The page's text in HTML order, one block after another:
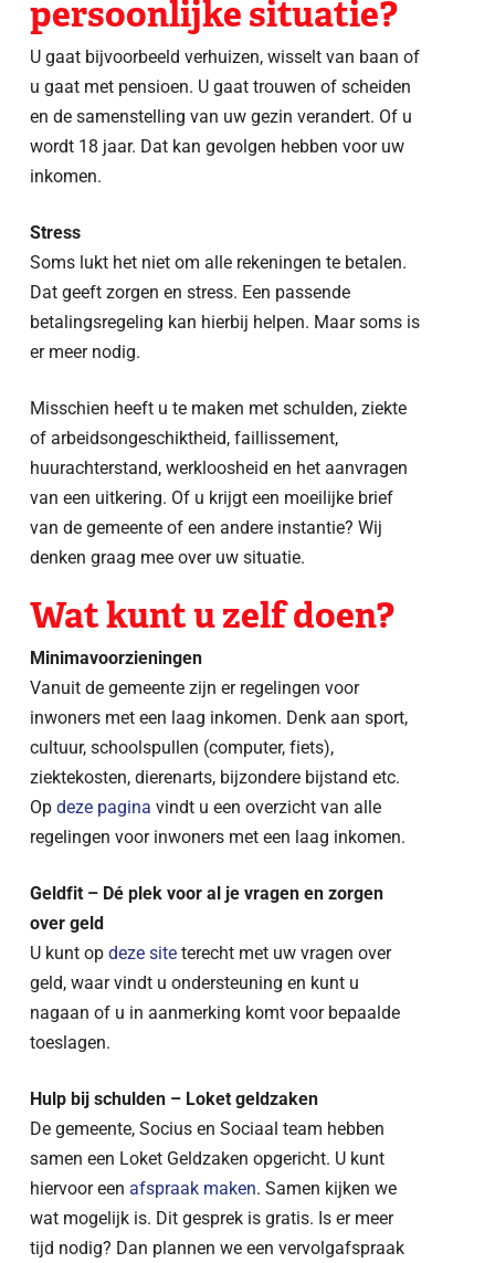
persoonlijke situatie?
U gaat bijvoorbeeld verhuizen, wisselt van baan of
u gaat met pensioen. U gaat trouwen of scheiden
en de samenstelling van uw gezin verandert. Of u
wordt 18 jaar. Dat kan gevolgen hebben voor uw
inkomen.
Stress
Soms lukt het niet om alle rekeningen te betalen.
Dat geeft zorgen en stress. Een passende
betalingsregeling kan hierbij helpen. Maar soms is
er meer nodig.
Misschien heeft u te maken met schulden, ziekte
of arbeidsongeschiktheid, faillissement,
huurachterstand, werkloosheid en het aanvragen
van een uitkering. Of u krijgt een moeilijke brief
van de gemeente of een andere instantie? Wij
denken graag mee over uw situatie.
Wat kunt u zelf doen?
Minimavoorzieningen
Vanuit de gemeente zijn er regelingen voor
inwoners met een laag inkomen. Denk aan sport,
cultuur, schoolspullen (computer, fiets),
ziektekosten, dierenarts, bijzondere bijstand etc.
Opdeze pagina vindt u een overzicht van alle
regelingen voor inwoners met een laag inkomen.
Geldfit – Dé plek voor al je vragen en zorgen
over geld
U kunt opdeze siteterecht met uw vragen over
geld, waar vindt u ondersteuning en kunt u
nagaan of u in aanmerking komt voor bepaalde
toeslagen.
Hulp bij schulden – Loket geldzaken
De gemeente, Socius en Sociaal team hebben
samen een Loket Geldzaken opgericht. U kunt
hiervoor een afspraak maken. Samen kijken we
wat mogelijk is. Dit gesprek is gratis. Is er meer
tijd nodig? Dan plannen we een vervolgafspraak